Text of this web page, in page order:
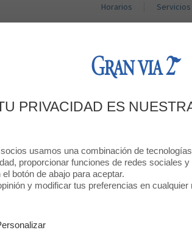
Horarios Servicios
BIENVENIDO A
PRIVACIDAD ES
usamos una combinación de
proporcionar funciones de redes sociales y
botón de abajo para aceptar.
y modificar tus preferencias en cualquier